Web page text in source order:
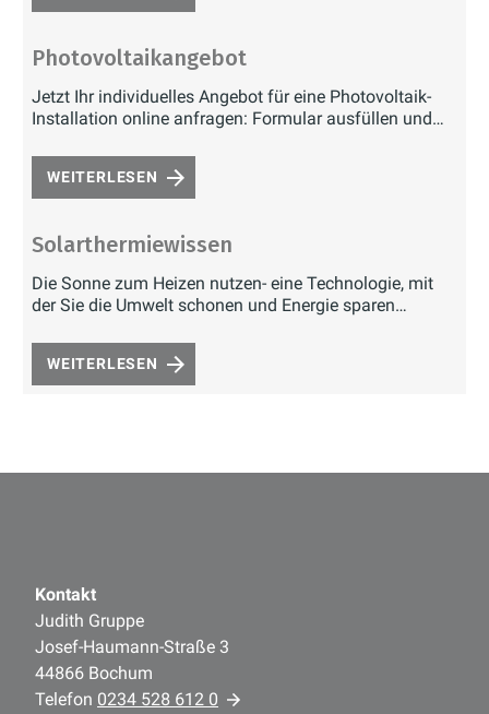
Photovoltaikangebot
Jetzt Ihr individuelles Angebot für eine Photovoltaik-
Installation online anfragen: Formular ausfüllen und
WEITERLESEN
Solarthermiewissen
Die Sonne zum Heizen nutzen- eine Technologie, mit
der Sie die Umwelt schonen und Energie sparen
WEITERLESEN
Kontakt
Judith Gruppe
Josef-Haumann-Straße 3
44866 Bochum
Telefon 0234 528 612 0